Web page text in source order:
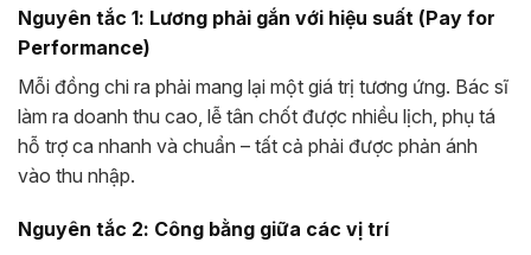
Nguyên tắc 1: Lương phải gắn với hiệu suất (Pay for
Performance)
Mỗi đồng chi ra phải mang lại một giá trị tương ứng. Bác sĩ
làm ra doanh thu cao, lễ tân chốt được nhiều lịch, phụ tá
hỗ trợ ca nhanh và chuẩn – tất cả phải được phản ánh
vào thu nhập.
Nguyên tắc 2: Công bằng giữa các vị trí